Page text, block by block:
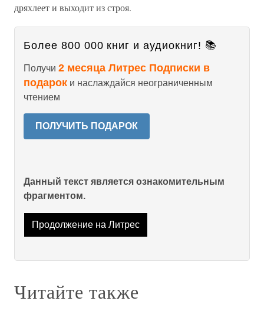
дряхлеет и выходит из строя.
Более 800 000 книг и аудиокниг! 📚
Получи 2 месяца Литрес Подписки в
подарок и наслаждайся неограниченным
чтением
ПОЛУЧИТЬ ПОДАРОК
Данный текст является ознакомительным
фрагментом.
Продолжение на Литрес
Читайте также